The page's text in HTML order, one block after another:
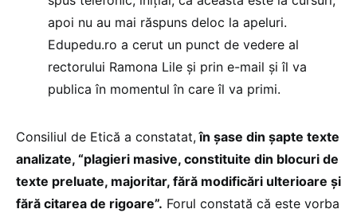
apoi nu au mai răspuns deloc la apeluri.
Edupedu.ro a cerut un punct de vedere al
rectorului Ramona Lile și prin e-mail și îl va
publica în momentul în care îl va primi.
Consiliul de Etică a constatat,în șase din șapte texte
analizate, “plagieri masive, constituite din blocuri de
texte preluate, majoritar, fără modificări ulterioare și
fără citarea de rigoare”. Forul constată că este vorba